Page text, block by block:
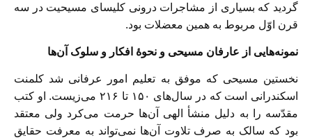
گردید که بسیاری از مشاجرات درونی کلیسای مسیحیت در سه
قرن اوّل مربوط به همین معضلات بود.
نمونه‌هایی از عارفان مسیحی و نحوۀ افکار و سلوک آن‌ها
نخستین مسیحی که موفق به تعلیم امور عرفانی شد کلمنت
اسکندرانی است که در سال‌های ۱۵۰ تا ۲۱۶ می‌زیست. او کتب
مقدّسه را به دلیل منشأ الهی آن‌ها حرمت می‌کرد ولی معتقد
بود که سالک به صرف تلاوت آن‌ها نمی‌تواند به معرفت حقایق